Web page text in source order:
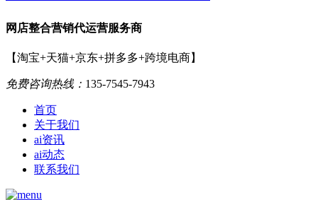
网店整合营销代运营服务商
【淘宝+天猫+京东+拼多多+跨境电商】
免费咨询热线： 135-7545-7943
首页
关于我们
ai资讯
ai动态
联系我们